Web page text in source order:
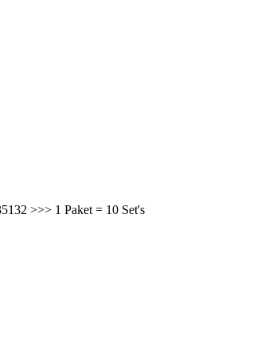
>>> 1 Paket = 10 Set's